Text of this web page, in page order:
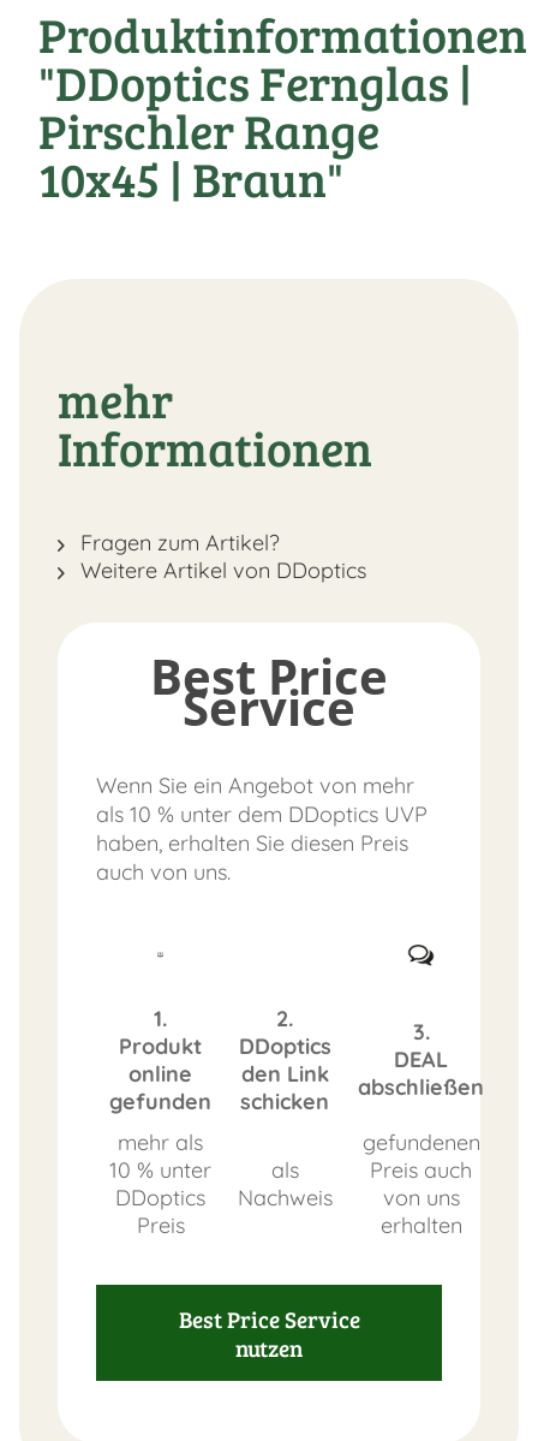
Produktinformationen
"DDoptics Fernglas |
Pirschler Range
10x45 | Braun"
mehr
Informationen
Fragen zum Artikel?
Weitere Artikel von DDoptics
Best Price
Service
Wenn Sie ein Angebot von mehr
als 10 % unter dem DDoptics UVP
haben, erhalten Sie diesen Preis
auch von uns.
1.
Produkt
online
gefunden
2.
DDoptics
den Link
schicken
3.
DEAL
abschließen
mehr als
10 % unter
DDoptics
Preis
als
Nachweis
gefundenen
Preis auch
von uns
erhalten
Best Price Service
nutzen